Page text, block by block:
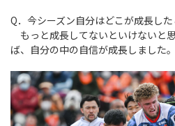
Q．今シーズン自分はどこが成長した
もっと成長してないといけないと
ば、自分の中の自信が成長しました